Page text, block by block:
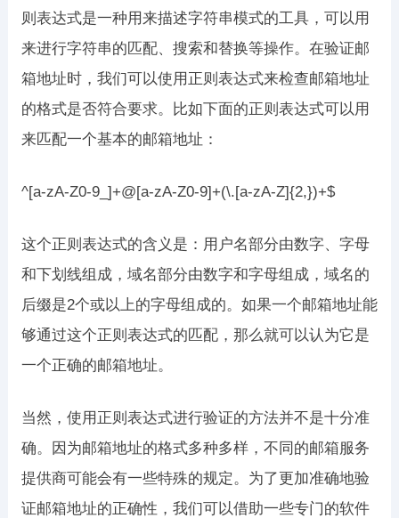
则表达式是一种用来描述字符串模式的工具，可以用
来进行字符串的匹配、搜索和替换等操作。在验证邮
箱地址时，我们可以使用正则表达式来检查邮箱地址
的格式是否符合要求。比如下面的正则表达式可以用
来匹配一个基本的邮箱地址：
^[a-zA-Z0-9_]+@[a-zA-Z0-9]+(\.[a-zA-Z]{2,})+$
这个正则表达式的含义是：用户名部分由数字、字母
和下划线组成，域名部分由数字和字母组成，域名的
后缀是2个或以上的字母组成的。如果一个邮箱地址能
够通过这个正则表达式的匹配，那么就可以认为它是
一个正确的邮箱地址。
当然，使用正则表达式进行验证的方法并不是十分准
确。因为邮箱地址的格式多种多样，不同的邮箱服务
提供商可能会有一些特殊的规定。为了更加准确地验
证邮箱地址的正确性，我们可以借助一些专门的软件